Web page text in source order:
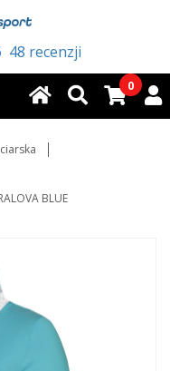
48 recenzji
0
BLUE